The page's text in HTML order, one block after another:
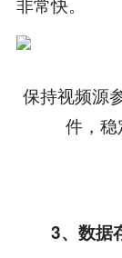
保持视频源
件，
3、数据